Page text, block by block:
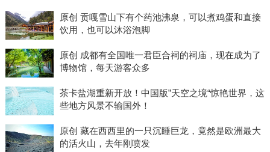
原创 贡嘎雪山下有个药池沸泉，可以煮鸡蛋和直接
饮用，也可以沐浴泡脚
原创 成都有全国唯一君臣合祠的祠庙，现在成为了
博物馆，每天游客众多
茶卡盐湖重新开放！中国版”天空之境“惊艳世界，这
些地方风景不输国外！
原创 藏在西西里的一只沉睡巨龙，竟然是欧洲最大
的活火山，去年刚喷发